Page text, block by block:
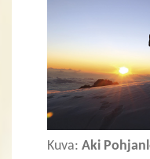
Kuva: Aki